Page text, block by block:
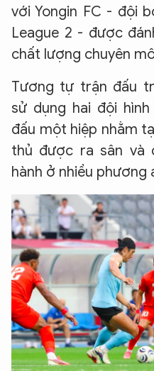
với Yongin FC - đội
League 2 - được
chất lượng chuyên
Tương tự trận đấu
sử dụng hai đội
đấu một hiệp nhằm
thủ được ra sân và
hành ở nhiều phương